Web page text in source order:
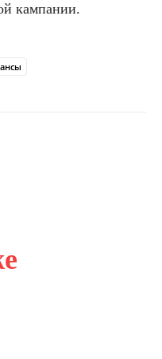
кампании.